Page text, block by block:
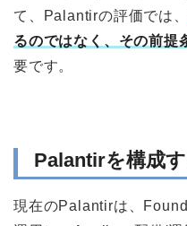
て、Palantirの評価では、
るのではなく、その前提
要です。
Palantirを構成
現在のPalantirは、